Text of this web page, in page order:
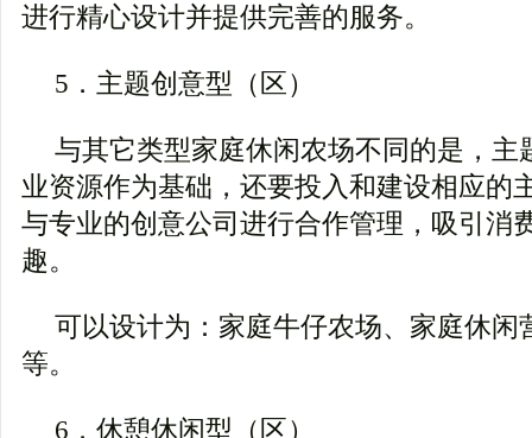
进行精心设计并提供完善的服务。
5．主题创意型（区）
与其它类型家庭休闲农场不同的是，主
业资源作为基础，还要投入和建设相应的
与专业的创意公司进行合作管理，吸引消
趣。
可以设计为：家庭牛仔农场、家庭休闲
等。
6．休憩休闲型（区）